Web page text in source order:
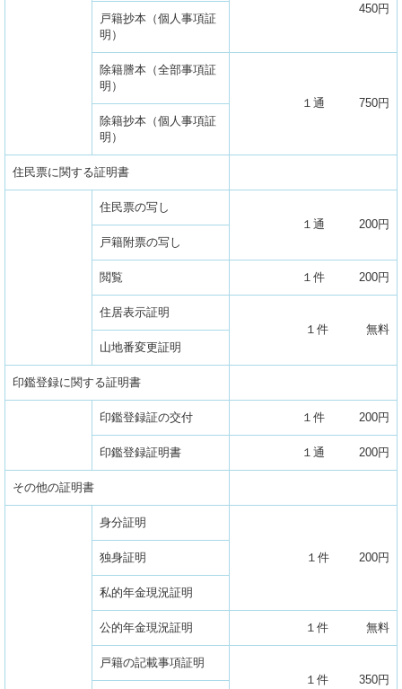
450円
戸籍抄本（個人事項証
明）
除籍謄本（全部事項証
明）
１通 750円
除籍抄本（個人事項証
明）
住民票に関する証明書
住民票の写し
１通 200円
戸籍附票の写し
閲覧 １件 200円
住居表示証明
１件 無料
山地番変更証明
印鑑登録に関する証明書
印鑑登録証の交付 １件 200円
印鑑登録証明書 １通 200円
その他の証明書
身分証明
１件 200円
独身証明
私的年金現況証明
公的年金現況証明 １件 無料
戸籍の記載事項証明
１件 350円